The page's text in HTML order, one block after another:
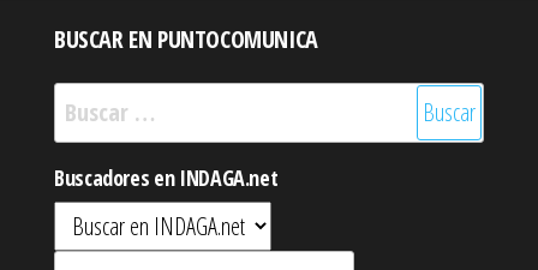
BUSCAR EN PUNTOCOMUNICA
Buscar:
Buscadores en INDAGA.net